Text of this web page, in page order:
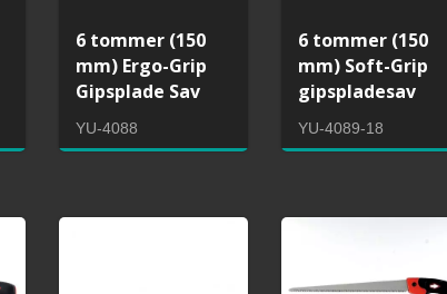
6 tommer (150
mm) Ergo-Grip
Gipsplade Sav
YU-4088
6 tommer (150
mm) Soft-Grip
gipspladesav
YU-4089-18